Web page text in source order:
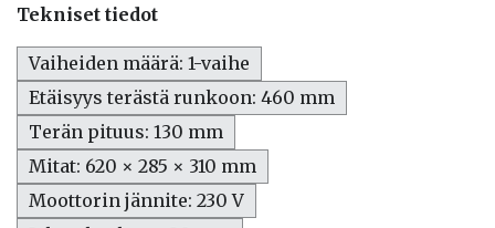
Tekniset tiedot
Vaiheiden määrä: 1-vaihe
Etäisyys terästä runkoon: 460 mm
Terän pituus: 130 mm
Mitat: 620 × 285 × 310 mm
Moottorin jännite: 230 V